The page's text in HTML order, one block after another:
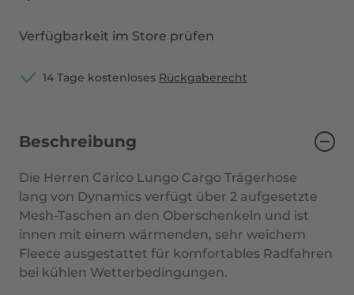
Verfügbarkeit im Store prüfen
14 Tage kostenloses Rückgaberecht
Beschreibung
Die Herren Carico Lungo Cargo Trägerhose
lang von Dynamics verfügt über 2 aufgesetzte
Mesh-Taschen an den Oberschenkeln und ist
innen mit einem wärmenden, sehr weichem
Fleece ausgestattet für komfortables Radfahren
bei kühlen Wetterbedingungen.